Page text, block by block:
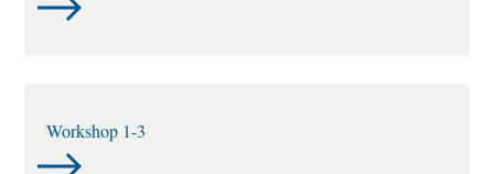
Workshop 1-3